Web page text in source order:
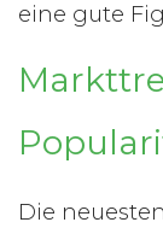
eine gute
Die